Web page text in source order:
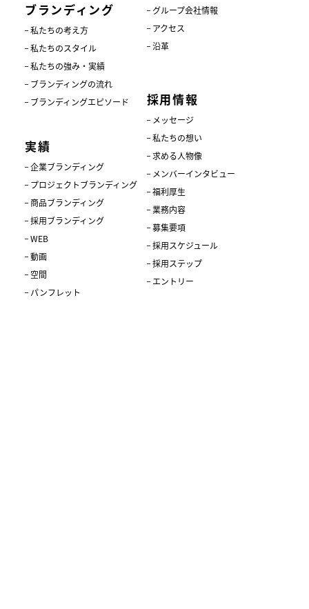
ブランディング
私たちの考え方
私たちのスタイル
私たちの強み・実績
ブランディングの流れ
ブランディングエピソード
実績
企業ブランディング
プロジェクトブランディング
商品ブランディング
採用ブランディング
WEB
動画
空間
パンフレット
グループ会社情報
アクセス
沿革
採用情報
メッセージ
私たちの想い
求める人物像
メンバーインタビュー
福利厚生
業務内容
募集要項
採用スケジュール
採用ステップ
エントリー